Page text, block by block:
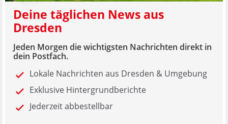
Deine täglichen News aus
Dresden
Jeden Morgen die wichtigsten Nachrichten direkt in
dein Postfach.
Lokale Nachrichten aus Dresden & Umgebung
Exklusive Hintergrundberichte
Jederzeit abbestellbar